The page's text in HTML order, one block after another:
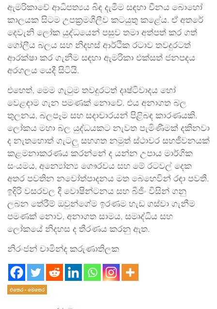
ඇමරිකාවේ ආධිපත්‍යය බිඳ දැමීම සඳහා චීනය බොහෝ
කාලයක සිටම උපක්‍රමශීලීව කටයුතු කළේය. ඒ අතරේ
දෙවැනි ලෝක යුද්ධයෙන් පසුව තමා අත්පත් කර ගත්
ගෝලීය බලය සහ නිදහස් ආර්ථික රටාව තවදුරටත්
ආරක්ෂා කර ගැනීම සඳහා ඇමරිකා එක්සත් ජනපදය
අරගලය යෙදී සිටියි.
එහෙත්, මෙම ගැටුම තවදුරටත් දෘෂ්ටිවාදය හෝ
වෙළඳාම ගැන පමණක් නොවේ. එය අනාගත බල
තුලනය, බලපෑම සහ සදාචාරයන් පිළිබඳ කාරණයකි.
ලෝකය මහා බල යුද්ධයකට නැවත පැමිණීමක් දකිනවා
ද නැතහොත් ගැටලු සහගත නමුත් ස්ථාවර සහජීවනයක්
කළමනාකරණය කරන්නේ ද යන්න උපාය මාර්ගික
සංයමය, අන්‍යෝන්‍ය ගෞරවය සහ මේ රටවල් දෙක
අතර පවතින නවෝත්පාදනය මත බෙහෙවින් රඳා පවතී.
ඉදිරි වසරවල දී වොෂින්ටනය සහ බීජිං විසින් ගනු
ලබන තේරීම් ඔවුන්ගේම ඉරණම හැඩ ගස්වා ගැනීම
පමණක් නොව, අනාගත සාමය, සමෘද්ධිය සහ
ලෝකයේ නිදහස ද තීරණය කරනු ඇත.
නිරංජන් චාමින්ද කරුණාතිලක
එතෙර - මෙතෙර